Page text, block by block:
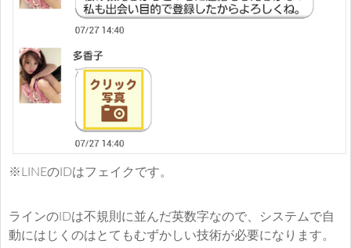
※LINEのIDはフェイクです。
ラインのIDは不規則に並んだ英数字なので、システムで自
動にはじくのはとてもむずかしい技術が必要になります。